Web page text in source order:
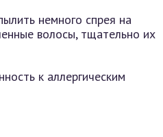
немного спрея на
волосы, тщательно их
к аллергическим